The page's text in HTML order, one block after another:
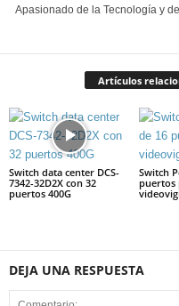
Apasionado de la Tecnología y
Artículos
Switch data center DCS-
7342-32D2X con 32
puertos 400G
Switch
puertos
DEJA UNA RESPUESTA